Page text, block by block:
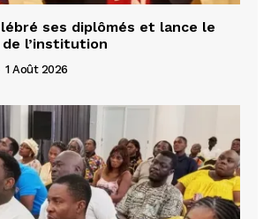
ses diplômés et lance le
l’institution
1 Août 2026